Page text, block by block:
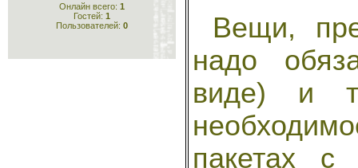
Онлайн всего: 1
Гостей: 1
Пользователей: 0
Вещи,
надо
виде) и
пакетах с